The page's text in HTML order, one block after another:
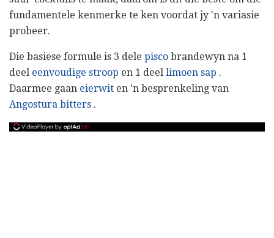
fundamentele kenmerke te ken voordat jy 'n variasie
probeer.
Die basiese formule is 3 dele pisco brandewyn na 1
deel eenvoudige stroop en 1 deel limoen sap .
Daarmee gaan eierwit en 'n besprenkeling van
Angostura bitters .